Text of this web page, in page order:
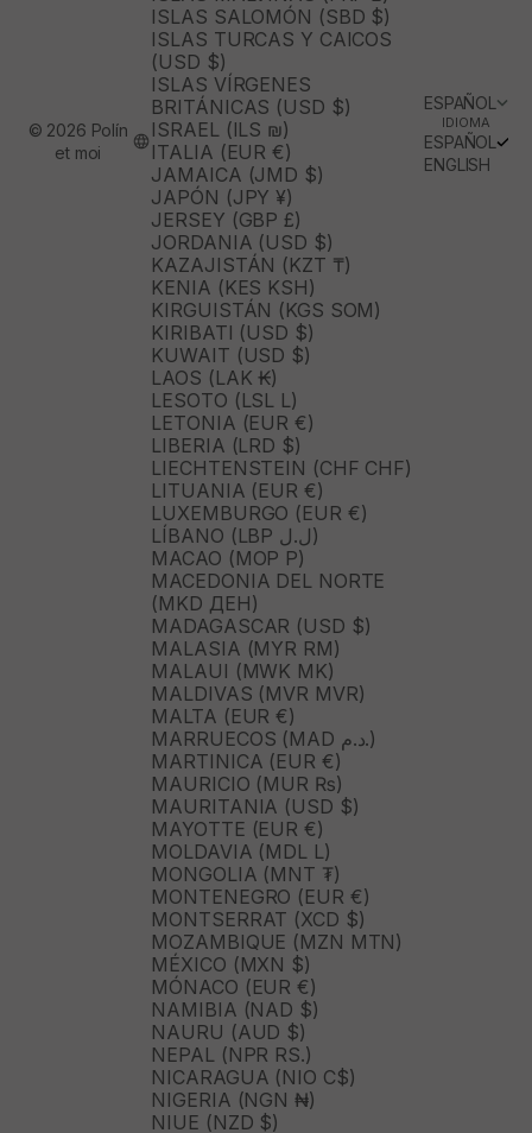
ISLAS SALOMÓN (SBD $)
ISLAS TURCAS Y CAICOS
(USD $)
ISLAS VÍRGENES
BRITÁNICAS (USD $)
ISRAEL (ILS ₪)
ITALIA (EUR €)
JAMAICA (JMD $)
JAPÓN (JPY ¥)
JERSEY (GBP £)
JORDANIA (USD $)
KAZAJISTÁN (KZT ₸)
KENIA (KES KSH)
KIRGUISTÁN (KGS SOM)
KIRIBATI (USD $)
KUWAIT (USD $)
LAOS (LAK ₭)
LESOTO (LSL L)
LETONIA (EUR €)
LIBERIA (LRD $)
LIECHTENSTEIN (CHF CHF)
LITUANIA (EUR €)
LUXEMBURGO (EUR €)
LÍBANO (LBP ل.ل)
MACAO (MOP P)
MACEDONIA DEL NORTE
(MKD ДЕН)
MADAGASCAR (USD $)
MALASIA (MYR RM)
MALAUI (MWK MK)
MALDIVAS (MVR MVR)
MALTA (EUR €)
MARRUECOS (MAD د.م.)
MARTINICA (EUR €)
MAURICIO (MUR ₨)
MAURITANIA (USD $)
MAYOTTE (EUR €)
MOLDAVIA (MDL L)
MONGOLIA (MNT ₮)
MONTENEGRO (EUR €)
MONTSERRAT (XCD $)
MOZAMBIQUE (MZN MTN)
MÉXICO (MXN $)
MÓNACO (EUR €)
NAMIBIA (NAD $)
NAURU (AUD $)
NEPAL (NPR RS.)
NICARAGUA (NIO C$)
NIGERIA (NGN ₦)
NIUE (NZD $)
ESPAÑOL
IDIOMA
ESPAÑOL
ENGLISH
© 2026 Polín
et moi